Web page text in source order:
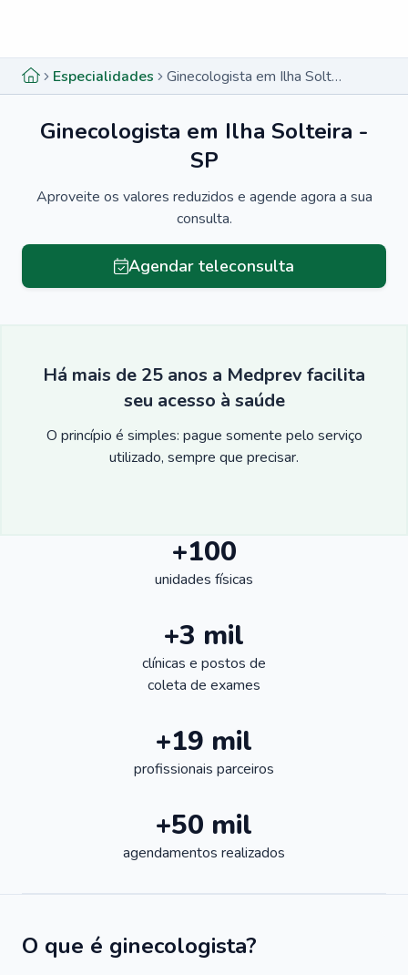
Especialidades Ginecologista em Ilha Solteira - SP
Ginecologista em Ilha Solteira -
SP
Aproveite os valores reduzidos e agende agora a sua
consulta.
Agendar teleconsulta
Há mais de 25 anos a Medprev facilita
seu acesso à saúde
O princípio é simples: pague somente pelo serviço
utilizado, sempre que precisar.
+100
unidades físicas
+3 mil
clínicas e postos de
coleta de exames
+19 mil
profissionais parceiros
+50 mil
agendamentos realizados
O que é ginecologista?